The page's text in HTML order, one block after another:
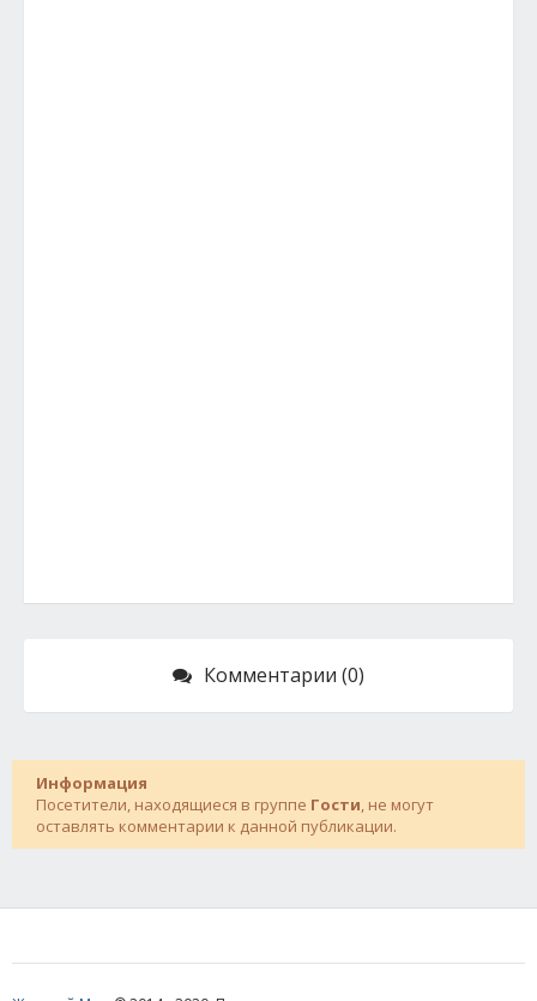
Комментарии (0)
Информация
Посетители, находящиеся в группе Гости, не могут
оставлять комментарии к данной публикации.